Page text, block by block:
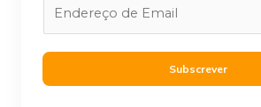
l
Subscrever